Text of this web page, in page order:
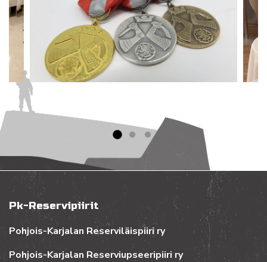
Pk-Reservipiirit
Pohjois-Karjalan Reserviläispiiri ry
Pohjois-Karjalan Reserviupseeripiiri ry